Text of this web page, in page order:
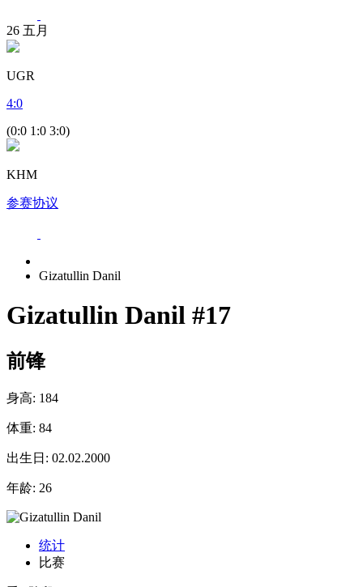
26 五月
UGR
4:0
(0:0 1:0 3:0)
KHM
参赛协议
Gizatullin Danil
Gizatullin Danil #17
前锋
身高: 184
体重: 84
出生日: 02.02.2000
年龄: 26
统计
比赛